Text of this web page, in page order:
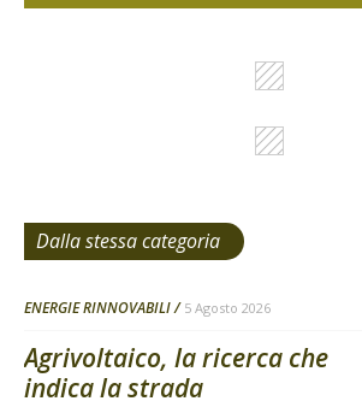
Dalla stessa categoria
ENERGIE RINNOVABILI 5 Agosto 2026
Agrivoltaico, la ricerca che
indica la strada